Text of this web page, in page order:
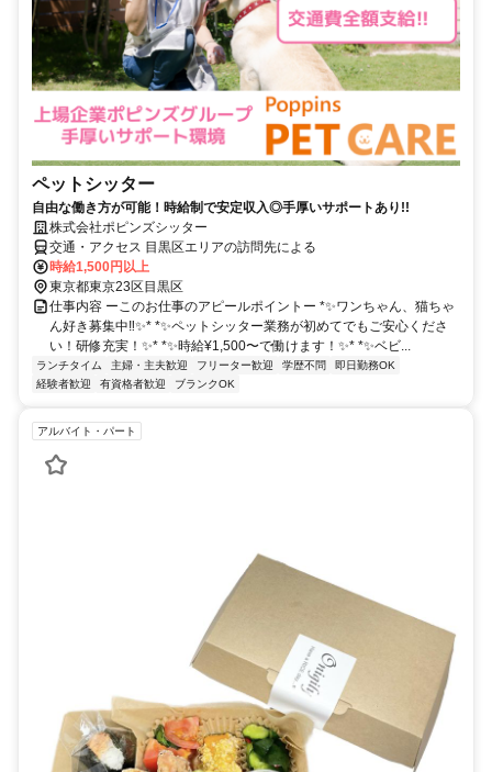
ペットシッター
自由な働き方が可能！時給制で安定収入◎手厚いサポートあり!!
株式会社ポピンズシッター
交通・アクセス 目黒区エリアの訪問先による
時給1,500円以上
東京都東京23区目黒区
仕事内容 ーこのお仕事のアピールポイントー *✨ワンちゃん、猫ちゃ
ん好き募集中‼✨* *✨ペットシッター業務が初めてでもご安心くださ
い！研修充実！✨* *✨時給¥1,500〜で働けます！✨* *✨ベビ...
ランチタイム 主婦・主夫歓迎 フリーター歓迎 学歴不問
即日勤務OK
経験者歓迎
有資格者歓迎 ブランクOK
アルバイト・パート